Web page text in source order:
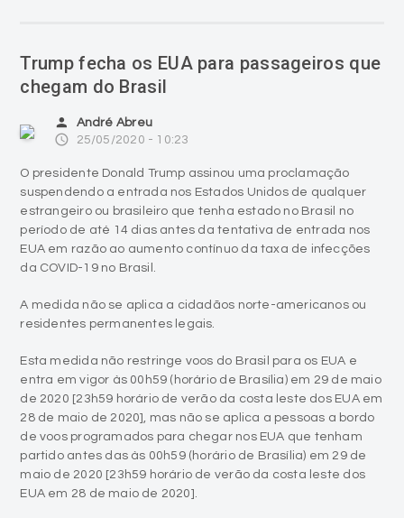
Trump fecha os EUA para passageiros que
chegam do Brasil
person André Abreu
access_time 25/05/2020 - 10:23
O presidente Donald Trump assinou uma proclamação
suspendendo a entrada nos Estados Unidos de qualquer
estrangeiro ou brasileiro que tenha estado no Brasil no
período de até 14 dias antes da tentativa de entrada nos
EUA em razão ao aumento contínuo da taxa de infecções
da COVID-19 no Brasil.
A medida não se aplica a cidadãos norte-americanos ou
residentes permanentes legais.
Esta medida não restringe voos do Brasil para os EUA e
entra em vigor às 00h59 (horário de Brasília) em 29 de maio
de 2020 [23h59 horário de verão da costa leste dos EUA em
28 de maio de 2020], mas não se aplica a pessoas a bordo
de voos programados para chegar nos EUA que tenham
partido antes das às 00h59 (horário de Brasília) em 29 de
maio de 2020 [23h59 horário de verão da costa leste dos
EUA em 28 de maio de 2020].